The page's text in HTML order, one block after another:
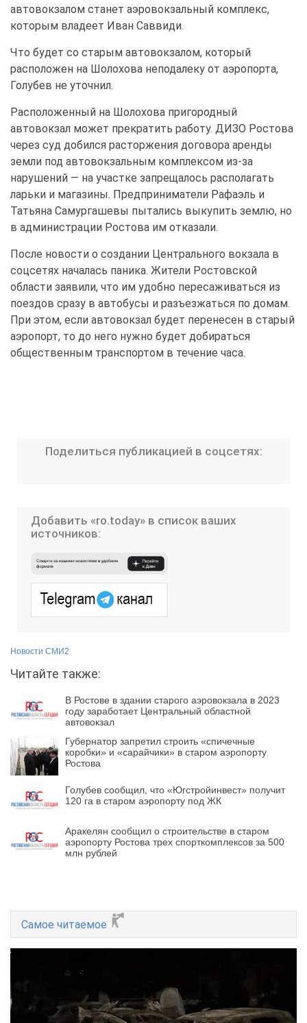
автовокзалом станет аэровокзальный комплекс,
которым владеет Иван Саввиди.
Что будет со старым автовокзалом, который
расположен на Шолохова неподалеку от аэропорта,
Голубев не уточнил.
Расположенный на Шолохова пригородный
автовокзал может прекратить работу. ДИЗО Ростова
через суд добился расторжения договора аренды
земли под автовокзальным комплексом из-за
нарушений — на участке запрещалось располагать
ларьки и магазины. Предприниматели Рафаэль и
Татьяна Самургашевы пытались выкупить землю, но
в администрации Ростова им отказали.
После новости о создании Центрального вокзала в
соцсетях началась паника. Жители Ростовской
области заявили, что им удобно пересаживаться из
поездов сразу в автобусы и разъезжаться по домам.
При этом, если автовокзал будет перенесен в старый
аэропорт, то до него нужно будет добираться
общественным транспортом в течение часа.
Поделиться публикацией в соцсетях:
Добавить «ro.today» в список ваших
источников:
Новости СМИ2
Читайте также:
В Ростове в здании старого аэровокзала в 2023
году заработает Центральный областной
автовокзал
Губернатор запретил строить «спичечные
коробки» и «сарайчики» в старом аэропорту
Ростова
Голубев сообщил, что «Югстройинвест» получит
120 га в старом аэропорту под ЖК
Аракелян сообщил о строительстве в старом
аэропорту Ростова трех спорткомплексов за 500
млн рублей
Самое читаемое